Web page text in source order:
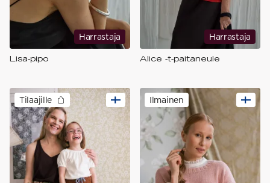
Harrastaja
Lisa-pipo
Harrastaja
Alice -t-paitaneule
Tilaajille Ilmainen